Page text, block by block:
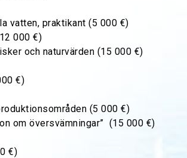
vatten, praktikant (5 000 €)
000 €)
och naturvärden (15 000 €)
€)
(5 000 €)
om översvämningar” (15 000 €)
€)